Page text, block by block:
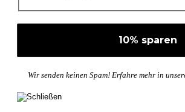
Wir senden keinen Spam! Erfahre mehr in